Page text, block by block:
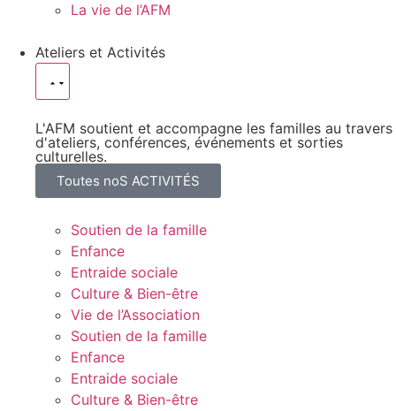
La vie de l’AFM
Ateliers et Activités
L'AFM soutient et accompagne les familles au travers
d'ateliers, conférences, événements et sorties
culturelles.
Toutes noS ACTIVITÉS
Soutien de la famille
Enfance
Entraide sociale
Culture & Bien-être
Vie de l’Association
Soutien de la famille
Enfance
Entraide sociale
Culture & Bien-être